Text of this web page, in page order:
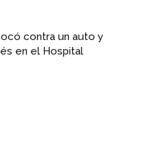
contra un auto y
en el Hospital